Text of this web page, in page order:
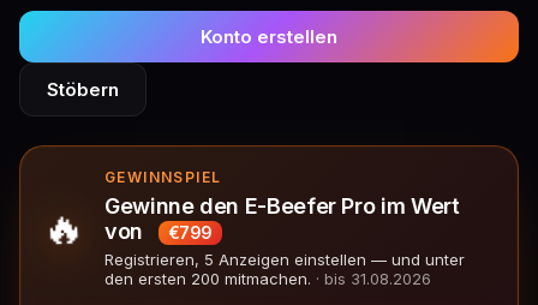
Konto erstellen
Stöbern
🔥
GEWINNSPIEL
Gewinne den E-Beefer Pro im Wert
von
€799
Registrieren, 5 Anzeigen einstellen — und unter
den ersten 200 mitmachen. · bis 31.08.2026